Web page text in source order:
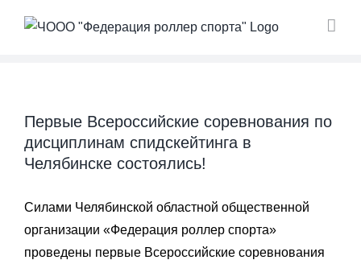
Первые Всероссийские соревнования по
дисциплинам спидскейтинга в
Челябинске состоялись!
Силами Челябинской областной общественной
организации «Федерация роллер спорта»
проведены первые Всероссийские соревнования